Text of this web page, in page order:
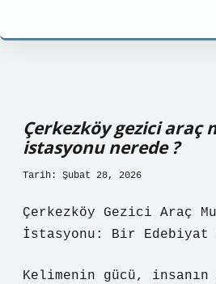
Çerkezköy gezici araç
istasyonu nerede ?
Tarih: Şubat 28, 2026
Çerkezköy Gezici Araç
İstasyonu: Bir
Kelimenin gücü, insanın